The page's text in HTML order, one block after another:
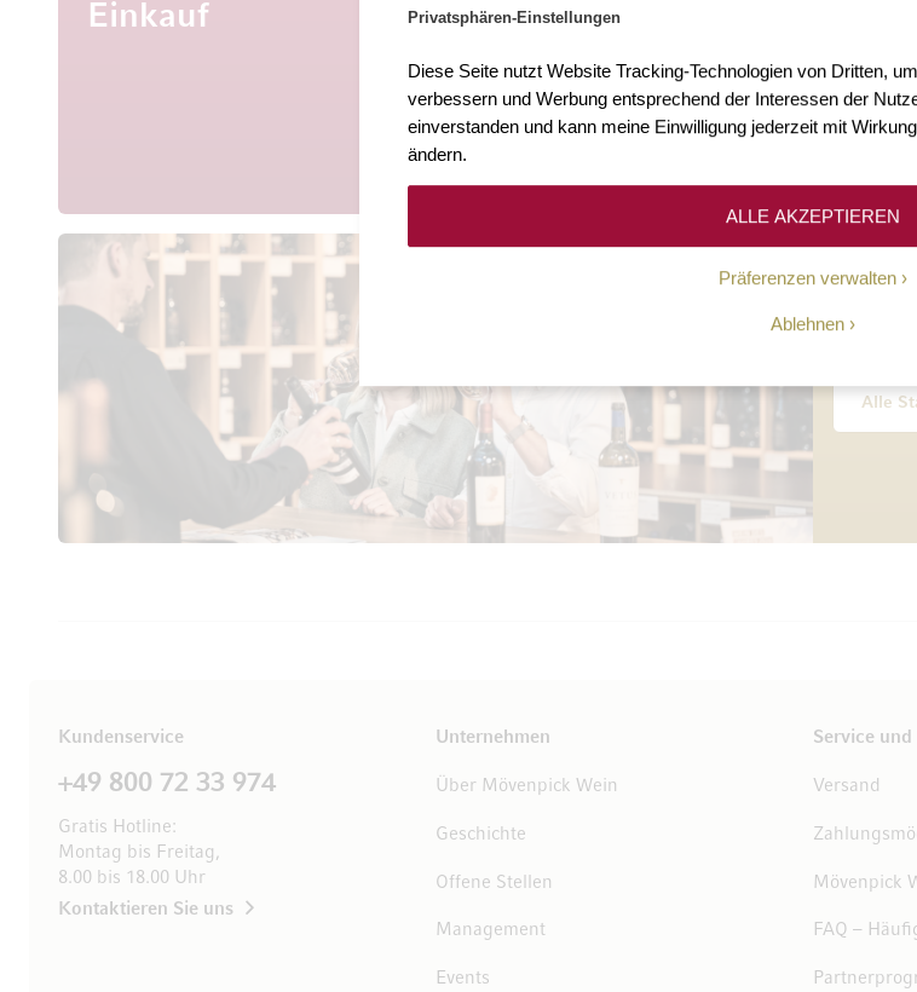
Privatsphären-Einstellungen
Diese Seite nutzt Website Tracking-Technologien von Dritten,
verbessern und Werbung entsprechend der Interessen der
einverstanden und kann meine Einwilligung jederzeit mit
ändern.
Präferenzen verwalten
Ablehnen
ALLE AKZEPTIEREN
Einkauf
aus aller Welt.
10
Alle
Kundenservice
+49 800 72 33 974
Gratis Hotline:
Montag bis Freitag,
8.00 bis 18.00 Uhr
Kontaktieren Sie uns
Unternehmen
Über Mövenpick Wein
Geschichte
Offene Stellen
Management
Events
Service und
Versand
Mövenpick
FAQ –